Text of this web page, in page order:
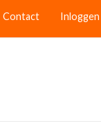
Contact Inloggen